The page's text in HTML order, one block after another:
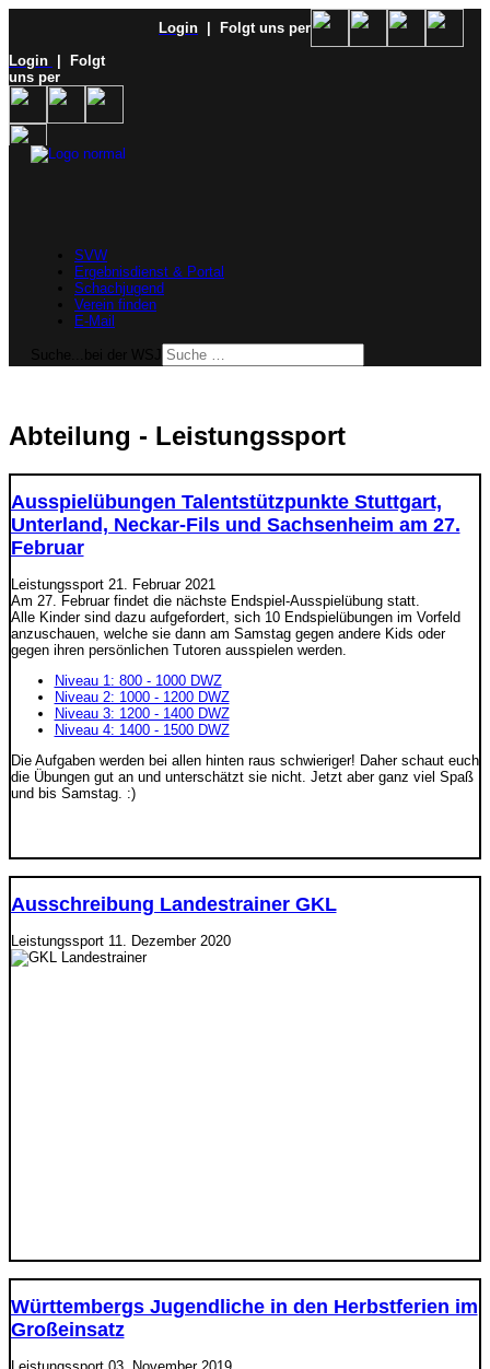
Login
| Folgt uns per
Login
| Folgt
uns per
SVW
Ergebnisdienst & Portal
Schachjugend
Verein finden
E-Mail
Abteilung - Leistungssport
Ausspielübungen Talentstützpunkte Stuttgart,
Unterland, Neckar-Fils und Sachsenheim am 27.
Februar
Leistungssport 21. Februar 2021
Am 27. Februar findet die nächste Endspiel-Ausspielübung statt.
Alle Kinder sind dazu aufgefordert, sich 10 Endspielübungen im Vorfeld
anzuschauen, welche sie dann am Samstag gegen andere Kids oder
gegen ihren persönlichen Tutoren ausspielen werden.
Niveau 1: 800 - 1000 DWZ
Niveau 2: 1000 - 1200 DWZ
Niveau 3: 1200 - 1400 DWZ
Niveau 4: 1400 - 1500 DWZ
Die Aufgaben werden bei allen hinten raus schwieriger! Daher schaut euch
die Übungen gut an und unterschätzt sie nicht. Jetzt aber ganz viel Spaß
und bis Samstag. :)
Ausschreibung Landestrainer GKL
Leistungssport 11. Dezember 2020
Württembergs Jugendliche in den Herbstferien im
Großeinsatz